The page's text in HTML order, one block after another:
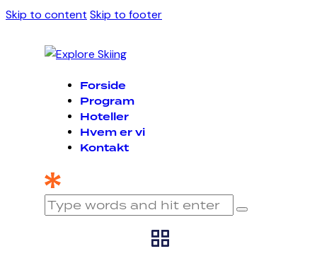
Skip to content Skip to footer
Forside
Program
Hoteller
Hvem er vi
Kontakt